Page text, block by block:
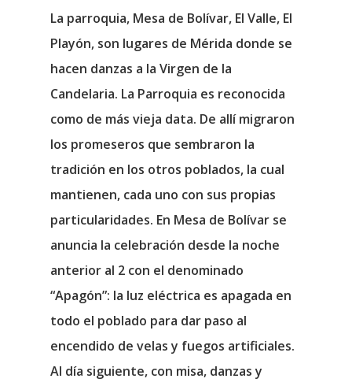
La parroquia, Mesa de Bolívar, El Valle, El
Playón, son lugares de Mérida donde se
hacen danzas a la Virgen de la
Candelaria. La Parroquia es reconocida
como de más vieja data. De allí migraron
los promeseros que sembraron la
tradición en los otros poblados, la cual
mantienen, cada uno con sus propias
particularidades. En Mesa de Bolívar se
anuncia la celebración desde la noche
anterior al 2 con el denominado
“Apagón”: la luz eléctrica es apagada en
todo el poblado para dar paso al
encendido de velas y fuegos artificiales.
Al día siguiente, con misa, danzas y